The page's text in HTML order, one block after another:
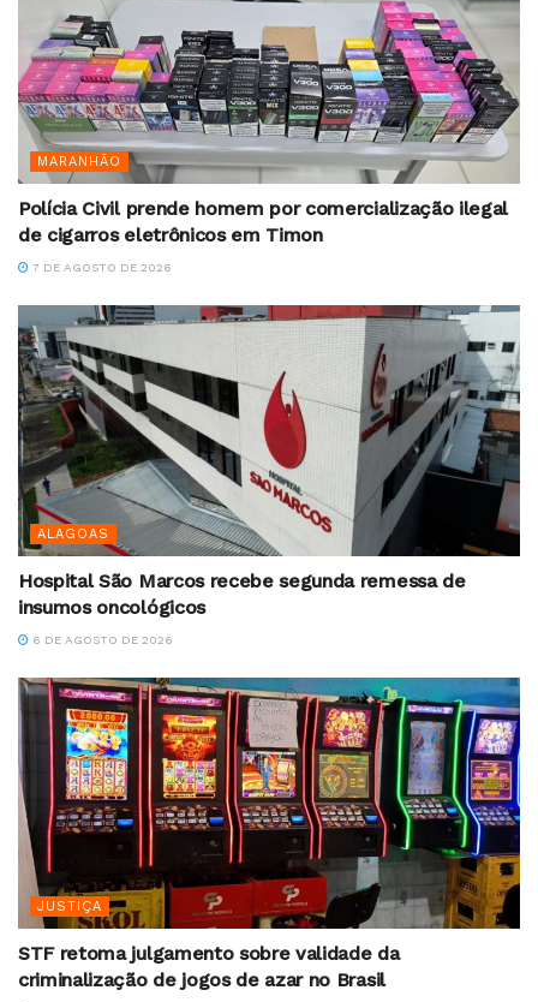
MARANHÃO
Polícia Civil prende homem por comercialização ilegal
de cigarros eletrônicos em Timon
7 DE AGOSTO DE 2026
ALAGOAS
Hospital São Marcos recebe segunda remessa de
insumos oncológicos
6 DE AGOSTO DE 2026
JUSTIÇA
STF retoma julgamento sobre validade da
criminalização de jogos de azar no Brasil